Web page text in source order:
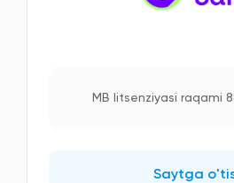
MB litsenziyasi raqami
Saytga